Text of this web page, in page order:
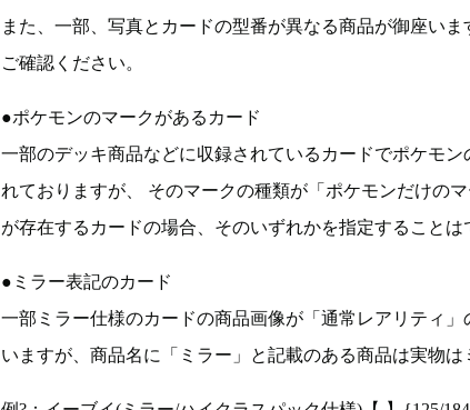
また、一部、写真とカードの型番が異なる商品が御座い
ご確認ください。
●ポケモンのマークがあるカード
一部のデッキ商品などに収録されているカードでポケモ
れておりますが、 そのマークの種類が「ポケモンだけの
が存在するカードの場合、そのいずれかを指定することは
●ミラー表記のカード
一部ミラー仕様のカードの商品画像が「通常レアリティ
いますが、商品名に「ミラー」と記載のある商品は実物は